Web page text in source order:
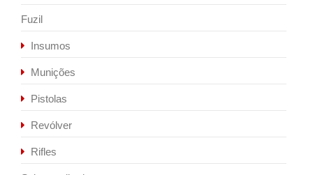
Fuzil
Insumos
Munições
Pistolas
Revólver
Rifles